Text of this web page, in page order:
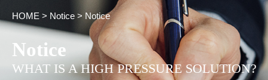
HOME > Notice > Notice
Notice
WHAT IS A HIGH PRESSURE SOLUTION?